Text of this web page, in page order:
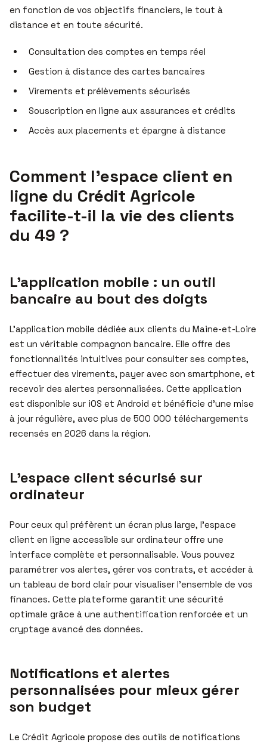
en fonction de vos objectifs financiers, le tout à
distance et en toute sécurité.
Consultation des comptes en temps réel
Gestion à distance des cartes bancaires
Virements et prélèvements sécurisés
Souscription en ligne aux assurances et crédits
Accès aux placements et épargne à distance
Comment l’espace client en
ligne du Crédit Agricole
facilite-t-il la vie des clients
du 49 ?
L’application mobile : un outil
bancaire au bout des doigts
L’application mobile dédiée aux clients du Maine-et-Loire
est un véritable compagnon bancaire. Elle offre des
fonctionnalités intuitives pour consulter ses comptes,
effectuer des virements, payer avec son smartphone, et
recevoir des alertes personnalisées. Cette application
est disponible sur iOS et Android et bénéficie d’une mise
à jour régulière, avec plus de 500 000 téléchargements
recensés en 2026 dans la région.
L’espace client sécurisé sur
ordinateur
Pour ceux qui préfèrent un écran plus large, l’espace
client en ligne accessible sur ordinateur offre une
interface complète et personnalisable. Vous pouvez
paramétrer vos alertes, gérer vos contrats, et accéder à
un tableau de bord clair pour visualiser l’ensemble de vos
finances. Cette plateforme garantit une sécurité
optimale grâce à une authentification renforcée et un
cryptage avancé des données.
Notifications et alertes
personnalisées pour mieux gérer
son budget
Le Crédit Agricole propose des outils de notifications